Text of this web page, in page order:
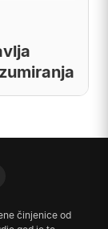
činjenice od